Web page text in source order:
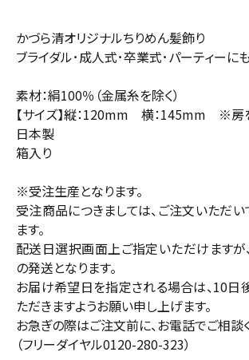
かづら清オリジナルちりめん髪飾り
ブライダル･成人式･卒業式･パーティーに
素材：絹100％（金属糸を除く）
【サイズ】縦：120mm 横：145mm ※房
日本製
箱入り
※受注生産となります。
受注商品につきましては、ご注文いただ
ます。
配送日選択画面上ご指定いただけますが
の発送となります。
お届け希望日を指定される場合は、10日
ただきますようお願い申し上げます。
お急ぎの際はご注文前に、お電話でご相談
（フリーダイヤル0120-280-323）